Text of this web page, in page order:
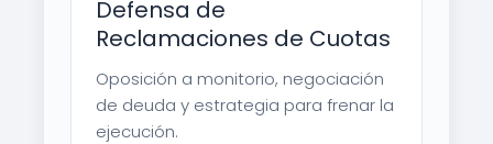
Defensa de
Reclamaciones de Cuotas
Oposición a monitorio, negociación
de deuda y estrategia para frenar la
ejecución.